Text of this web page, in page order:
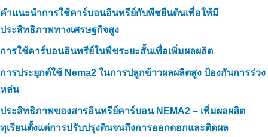
คำแนะนำการใช้คาร์บอนอินทรีย์กับพืชยืนต้นเพื่อให้มี
ประสิทธิภาพทางเศรษฐกิจสูง
การใช้คาร์บอนอินทรีย์ในพืชระยะสั้นเพื่อเพิ่มผลผลิต
การประยุกต์ใช้ Nema2 ในการปลูกข้าวผลผลิตสูง ป้องกันการร่วง
หล่น
ประสิทธิภาพของสารอินทรีย์คาร์บอน NEMA2 – เพิ่มผลผลิต
ทุเรียนตั้งแต่การปรับปรุงดินจนถึงการออกดอกและติดผล